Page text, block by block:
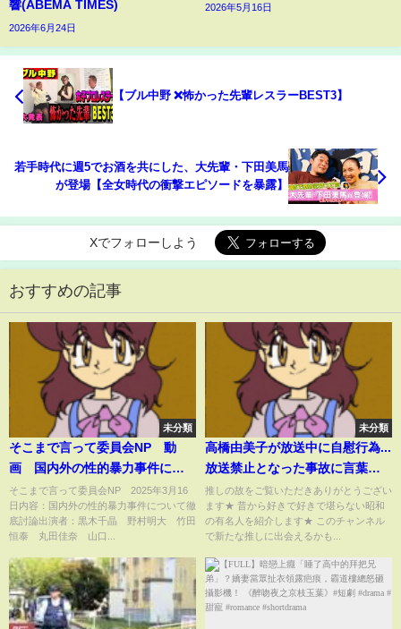
響(ABEMA TIMES)
2026年6月24日
2026年5月16日
【ブル中野 ❌怖かった先輩レスラーBEST3】
若手時代に週5でお酒を共にした、大先輩・下田美馬
が登場【全女時代の衝撃エピソードを暴露】
Xでフォローしよう
おすすめの記事
未分類
そこまで言って委員会NP 動
画 国内外の性的暴力事件につ
いて徹底討論 3月16日
そこまで言って委員会NP 2025年3月16
日内容：国内外の性的暴力事件について徹
底討論出演者：黒木千晶 野村明大 竹田
恒泰 丸田佳奈 山口...
未分類
高橋由美子が放送中に自慰行為...
放送禁止となった事故に言葉を
失う...『めぞん一刻』でも有名な
女優の●●店勤務の実態...芸能界
引退の真相に驚きを隠せない...
推しの故をご覧いただきありがとうござい
ます★ 昔から好きで好きで堪らない昭和
の有名人を紹介します★ このチャンネル
で新たな推しに出会えるかも...